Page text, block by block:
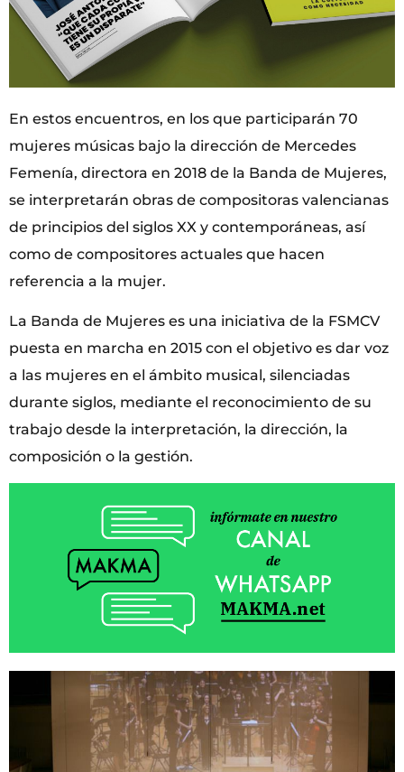
En estos encuentros, en los que participarán 70
mujeres músicas bajo la dirección de Mercedes
Femenía, directora en 2018 de la Banda de Mujeres,
se interpretarán obras de compositoras valencianas
de principios del siglos XX y contemporáneas, así
como de compositores actuales que hacen
referencia a la mujer.
La Banda de Mujeres es una iniciativa de la FSMCV
puesta en marcha en 2015 con el objetivo es dar voz
a las mujeres en el ámbito musical, silenciadas
durante siglos, mediante el reconocimiento de su
trabajo desde la interpretación, la dirección, la
composición o la gestión.